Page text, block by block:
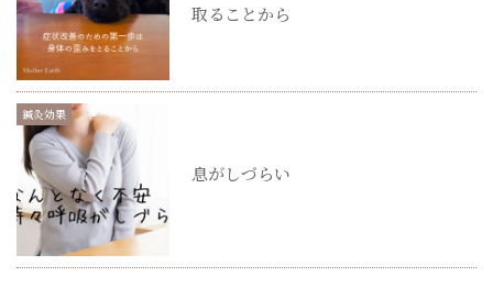
取ることから
鍼灸効果
息がしづらい